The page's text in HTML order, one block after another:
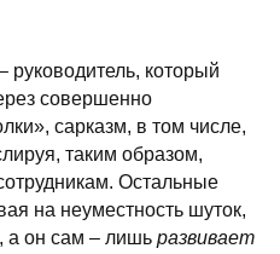
который
совершенно
сарказм, в том числе,
таким образом,
Остальные
на неуместность шуток,
а он сам – лишь развивает